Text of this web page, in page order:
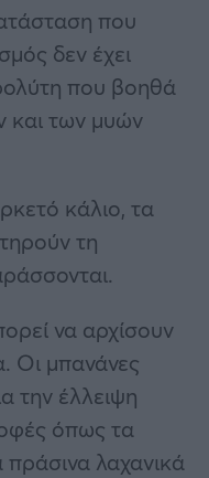
που
δεν έχει
που βοηθά
και των μυών
κάλιο, τα
τη
να αρχίσουν
Οι μπανάνες
την έλλειψη
όπως τα
πράσινα λαχανικά